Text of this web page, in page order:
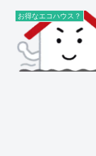
お得なエコハウス？